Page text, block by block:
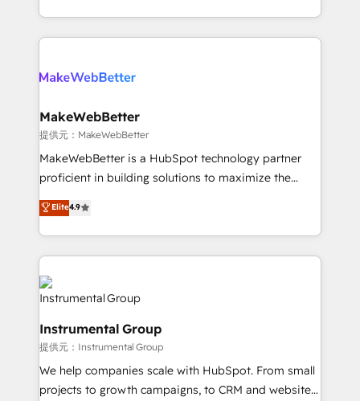
HubSpot accreditations and experience across
solve the right problem with the right solution. As the
only firm in the world to hold Elite Partner
clients gain a unique advantage in CRM architecture,
market execution. Why B2B Businesses Choose RP: -
Secure: Soc2 compliant 🛡️ - Pricing: Implementations
starting at $1,5k 💵 - Speed: Launch in 14 days ⚡ -
Global: 75+ RPers across five continents 🌐 - Scale:
HubSpot Partner 🪴 - Sales Hub: More
implementations than any other Partner 💻 -
agency for an Ops problem. Don't hire a technical
agency for a growth problem. Hire a partner built to
solve both.
MakeWebBetter
提供元：MakeWebBetter
MakeWebBetter is a HubSpot technology partner
proficient in building solutions to maximize the
operational efficiency of HubSpot. The fastest-
growing tech-enabler & facilitator, MakeWebBetter,
hands you the blend of HubSpot expertise &
eminent solutions & integrations. Trust us to
streamline your HubSpot experience. 🚀HubSpot
Elite Partners with 10+ years of HubSpot experience
Premier Partner 2023 🌟5 HubSpot Accreditations 🌟
Won HubSpot Theme Challenge 2021 🌟INBOUND’19
HubSpot Rising Star Why us? Harnessing the full
potential of the powerful HubSpot CRM. ✔️A team of
Elite4.9
Instrumental Group
提供元：Instrumental Group
We help companies scale with HubSpot. From small
projects to growth campaigns, to CRM and websites.